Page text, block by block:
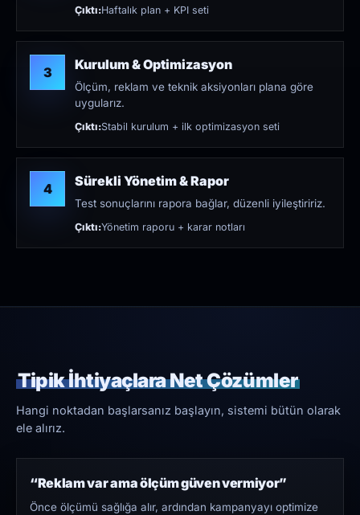
Çıktı:Haftalık plan + KPI seti
3 Kurulum & Optimizasyon
Ölçüm, reklam ve teknik aksiyonları plana göre
uygularız.
Çıktı:Stabil kurulum + ilk optimizasyon seti
4 Sürekli Yönetim & Rapor
Test sonuçlarını rapora bağlar, düzenli iyileştiririz.
Çıktı:Yönetim raporu + karar notları
Tipik İhtiyaçlara Net Çözümler
Hangi noktadan başlarsanız başlayın, sistemi bütün olarak
ele alırız.
“Reklam var ama ölçüm güven vermiyor”
Önce ölçümü sağlığa alır, ardından kampanyayı optimize